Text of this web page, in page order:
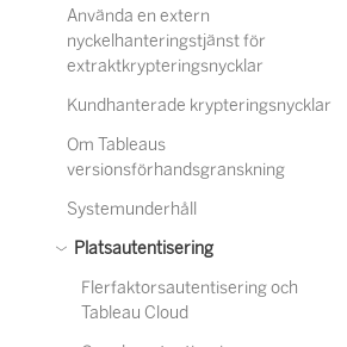
Använda en extern
nyckelhanteringstjänst för
extraktkrypteringsnycklar
Kundhanterade krypteringsnycklar
Om Tableaus
versionsförhandsgranskning
Systemunderhåll
Platsautentisering
Flerfaktorsautentisering och
Tableau Cloud